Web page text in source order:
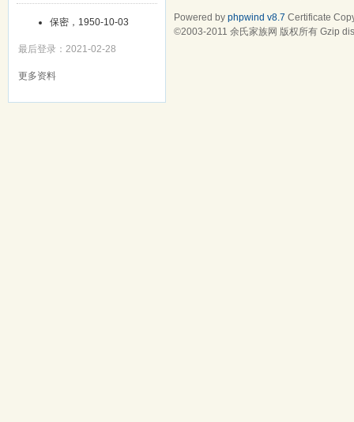
保密，1950-10-03
最后登录：2021-02-28
更多资料
Powered by phpwind v8.7 Certificate
©2003-2011 余氏家族网 版权所有 Gzip